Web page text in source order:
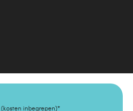
(kosten inbegrepen)*